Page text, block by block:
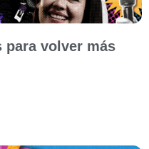
para volver más